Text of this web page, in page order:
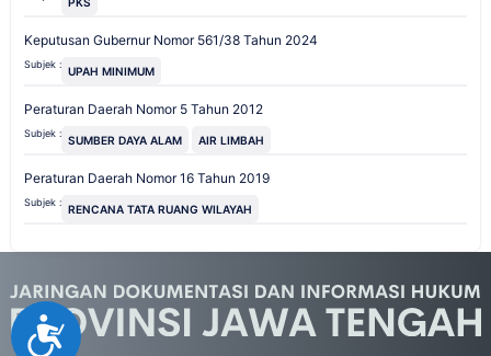
Accessibility
Keputusan Gubernur Nomor 561/38 Tahun 2024
Subjek : UPAH MINIMUM
Peraturan Daerah Nomor 5 Tahun 2012
Subjek : SUMBER DAYA ALAM AIR LIMBAH
Peraturan Daerah Nomor 16 Tahun 2019
Subjek : RENCANA TATA RUANG WILAYAH